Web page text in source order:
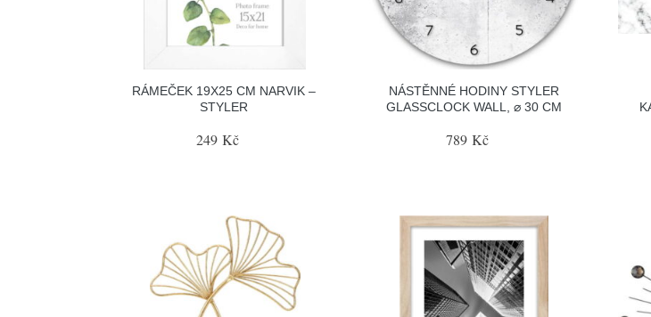
RÁMEČEK 19X25 CM NARVIK –
STYLER
249 Kč
NÁSTĚNNÉ HODINY STYLER
GLASSCLOCK WALL, ⌀ 30 CM
789 Kč